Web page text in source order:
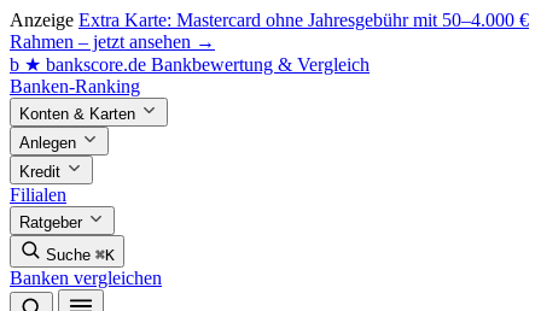
Anzeige Extra Karte: Mastercard ohne Jahresgebühr mit 50–4.000 €
Rahmen – jetzt ansehen →
b ★ bankscore.de Bankbewertung & Vergleich
Banken-Ranking
Konten & Karten
Anlegen
Kredit
Filialen
Ratgeber
Suche ⌘K
Banken vergleichen